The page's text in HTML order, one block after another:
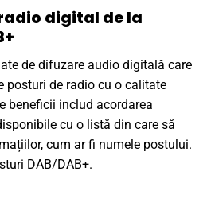
digital de la
de difuzare audio digitală care
posturi de radio cu o calitate
beneficii includ acordarea
cu o listă din care să
cum ar fi numele postului.
DAB/DAB+.